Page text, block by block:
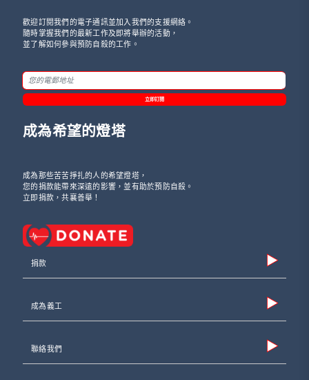
歡迎訂閱我們的電子通訊並加入我們的支援網絡。
隨時掌握我們的最新工作及即將舉辦的活動，
並了解如何參與預防自殺的工作。
立即訂閱
成為希望的燈塔
成為那些苦苦掙扎的人的希望燈塔，
您的捐款能帶來深遠的影響，並有助於預防自殺。
立即捐款，共襄善舉！
捐款
成為義工
聯絡我們